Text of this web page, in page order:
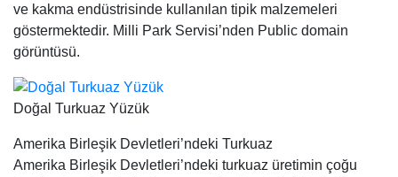
ve kakma endüstrisinde kullanılan tipik malzemeleri
göstermektedir. Milli Park Servisi’nden Public domain
görüntüsü.
Doğal Turkuaz Yüzük
Amerika Birleşik Devletleri’ndeki Turkuaz
Amerika Birleşik Devletleri’ndeki turkuaz üretimin çoğu